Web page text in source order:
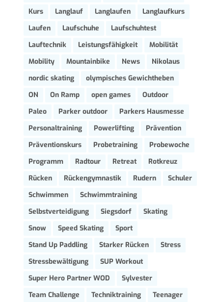
Kurs
Langlauf Langlaufen
Langlaufkurs
Laufen
Laufschuhe
Laufschuhtest
Lauftechnik
Leistungsfähigkeit
Mobilität
Mobility
Mountainbike News
Nikolaus
nordic skating
olympisches Gewichtheben
ON
On Ramp open games
Outdoor
Paleo
Parker outdoor
Parkers Hausmesse
Personaltraining
Powerlifting
Prävention
Präventionskurs
Probetraining
Probewoche
Programm
Radtour Retreat
Rotkreuz
Rücken
Rückengymnastik Rudern
Schuler
Schwimmen
Schwimmtraining
Selbstverteidigung
Siegsdorf
Skating
Snow
Speed Skating
Sport
Stand Up Paddling
Starker Rücken
Stress
Stressbewältigung
SUP Workout
Super Hero Partner WOD
Sylvester
Team Challenge
Techniktraining
Teenager